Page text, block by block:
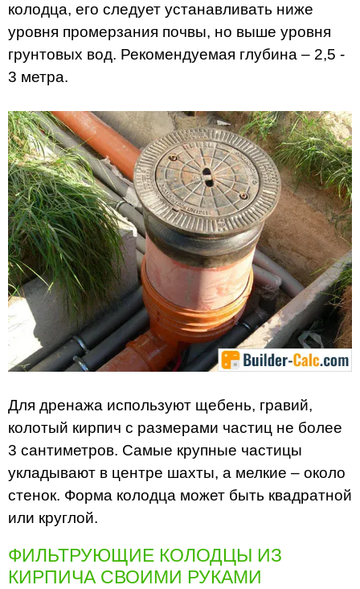
колодца, его следует устанавливать ниже
уровня промерзания почвы, но выше уровня
грунтовых вод. Рекомендуемая глубина – 2,5 -
3 метра.
Для дренажа используют щебень, гравий,
колотый кирпич с размерами частиц не более
3 сантиметров. Самые крупные частицы
укладывают в центре шахты, а мелкие – около
стенок. Форма колодца может быть квадратной
или круглой.
ФИЛЬТРУЮЩИЕ КОЛОДЦЫ ИЗ
КИРПИЧА СВОИМИ РУКАМИ